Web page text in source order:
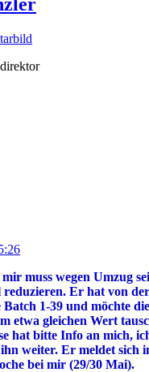
muss wegen Umzug
reduzieren. Er hat von der
1-39 und möchte
etwa gleichen Wert
hat bitte Info an mich,
weiter. Er meldet sich
bei mir (29/30 Mai).